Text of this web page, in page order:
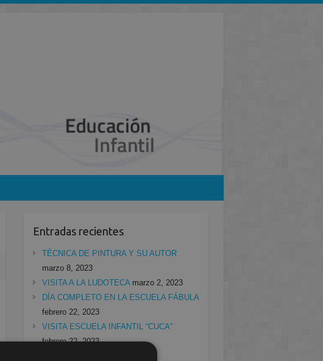
Entradas recientes
TÉCNICA DE PINTURA Y SU AUTOR
marzo 8, 2023
VISITA A LA LUDOTECA marzo 2, 2023
DÍA COMPLETO EN LA ESCUELA FÁBULA
febrero 22, 2023
VISITA ESCUELA INFANTIL “CUCA”
febrero 22, 2023